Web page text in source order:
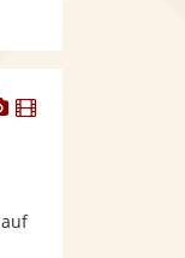
Dieser
bereit.
Dieser